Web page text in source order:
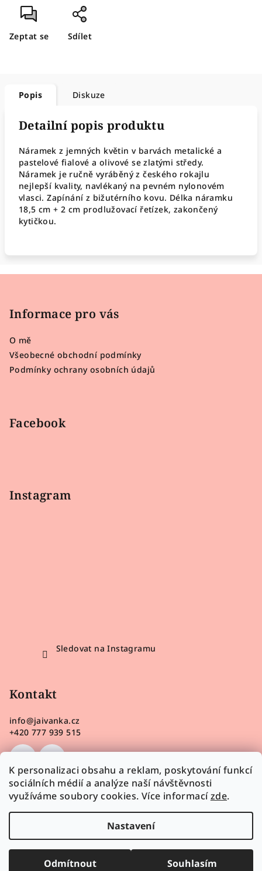
K personalizaci obsahu a reklam, poskytování funkcí
sociálních médií a analýze naší návštěvnosti
využíváme soubory cookies. Více informacízde.
Nastavení
Odmítnout Souhlasím
Zeptat se Sdílet
Popis Diskuze
Detailní popis produktu
Náramek z jemných květin v barvách metalické a
pastelové fialové a olivové se zlatými středy.
Náramek je ručně vyráběný z českého rokajlu
nejlepší kvality, navlékaný na pevném nylonovém
vlasci. Zapínání z bižutérního kovu. Délka náramku
18,5 cm + 2 cm prodlužovací řetízek, zakončený
kytičkou.
Informace pro vás
O mě
Všeobecné obchodní podmínky
Podmínky ochrany osobních údajů
Facebook
Instagram
Sledovat na Instagramu
Kontakt
info@jaivanka.cz
+420 777 939 515